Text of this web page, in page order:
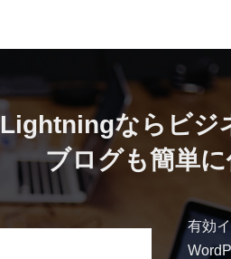
Lightningなら ビジ
ブログも簡単
有効